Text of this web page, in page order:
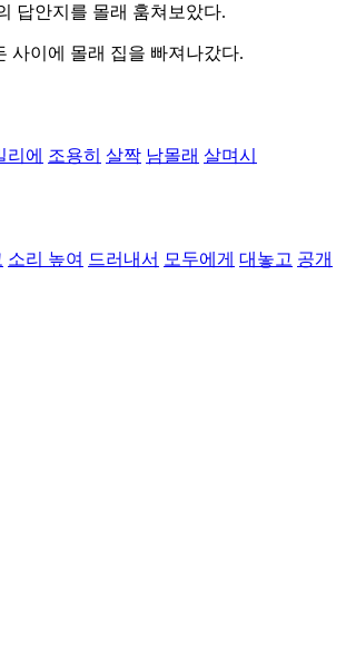
답안지를 몰래 훔쳐보았다.
사이에 몰래 집을 빠져나갔다.
리에 조용히 살짝 남몰래 살며시
소리 높여 드러내서 모두에게 대놓고 공개